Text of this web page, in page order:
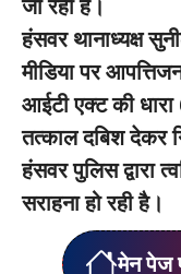
जा रही है।
हंसवर थानाध्यक्ष
मीडिया पर
आईटी एक्ट की
तत्काल दबिश देकर
हंसवर पुलिस द्वारा
सराहना हो रही है।
मेन पेज